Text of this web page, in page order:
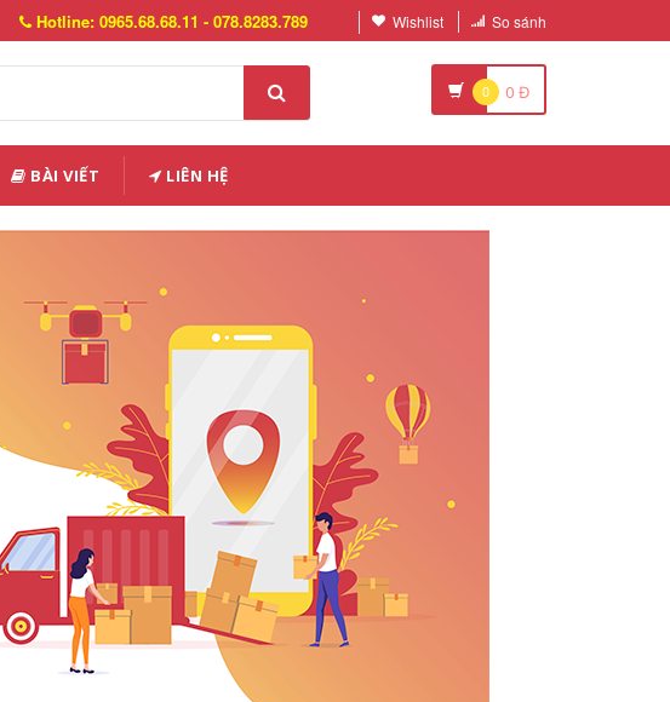
Hotline: 0965.68.68.11 - 078.8283.789 Wishlist So sánh
0 0 Đ
BÀI VIẾT LIÊN HỆ